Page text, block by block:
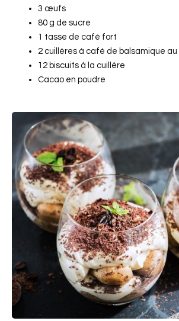
3 œufs
80 g de sucre
1 tasse de café fort
2 cuillères à café de balsamique
12 biscuits à la cuillère
Cacao en poudre